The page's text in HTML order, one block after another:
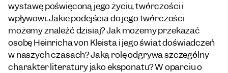
wystawę poświęconą jego życiu, twórczości i
wpływowi. Jakie podejścia do jego twórczości
możemy znaleźć dzisiaj? Jak możemy przekazać
osobę Heinricha von Kleista i jego świat doświadczeń
w naszych czasach? Jaką rolę odgrywa szczególny
charakter literatury jako eksponatu? W oparciu o